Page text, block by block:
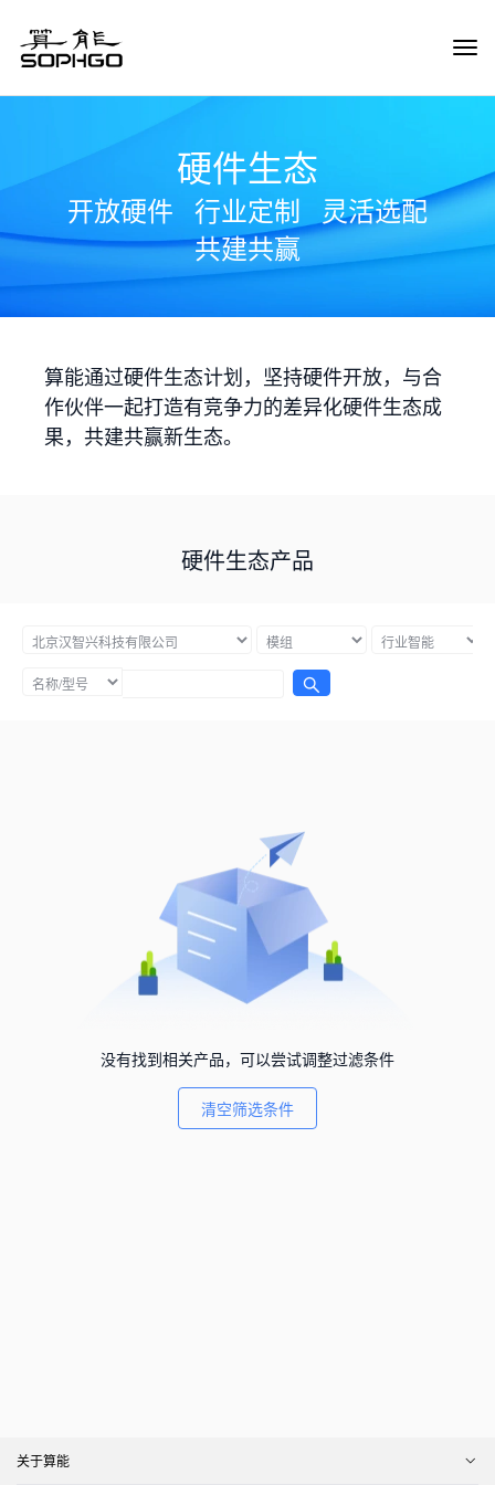
硬件生态
开放硬件 行业定制
灵活选配
共建共赢
算能通过硬件生态计划，坚持硬件开放，与合
作伙伴一起打造有竞争力的差异化硬件生态成
果，共建共赢新生态。
硬件生态产品
没有找到相关产品，可以尝试调整过滤条件
清空筛选条件
关于算能